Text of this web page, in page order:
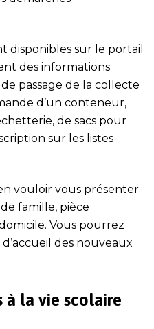
disponibles sur le portail
des informations
passage de la collecte
d’un conteneur,
de sacs pour
sur les listes
vouloir vous présenter
famille, pièce
Vous pourrez
des nouveaux
à la vie scolaire